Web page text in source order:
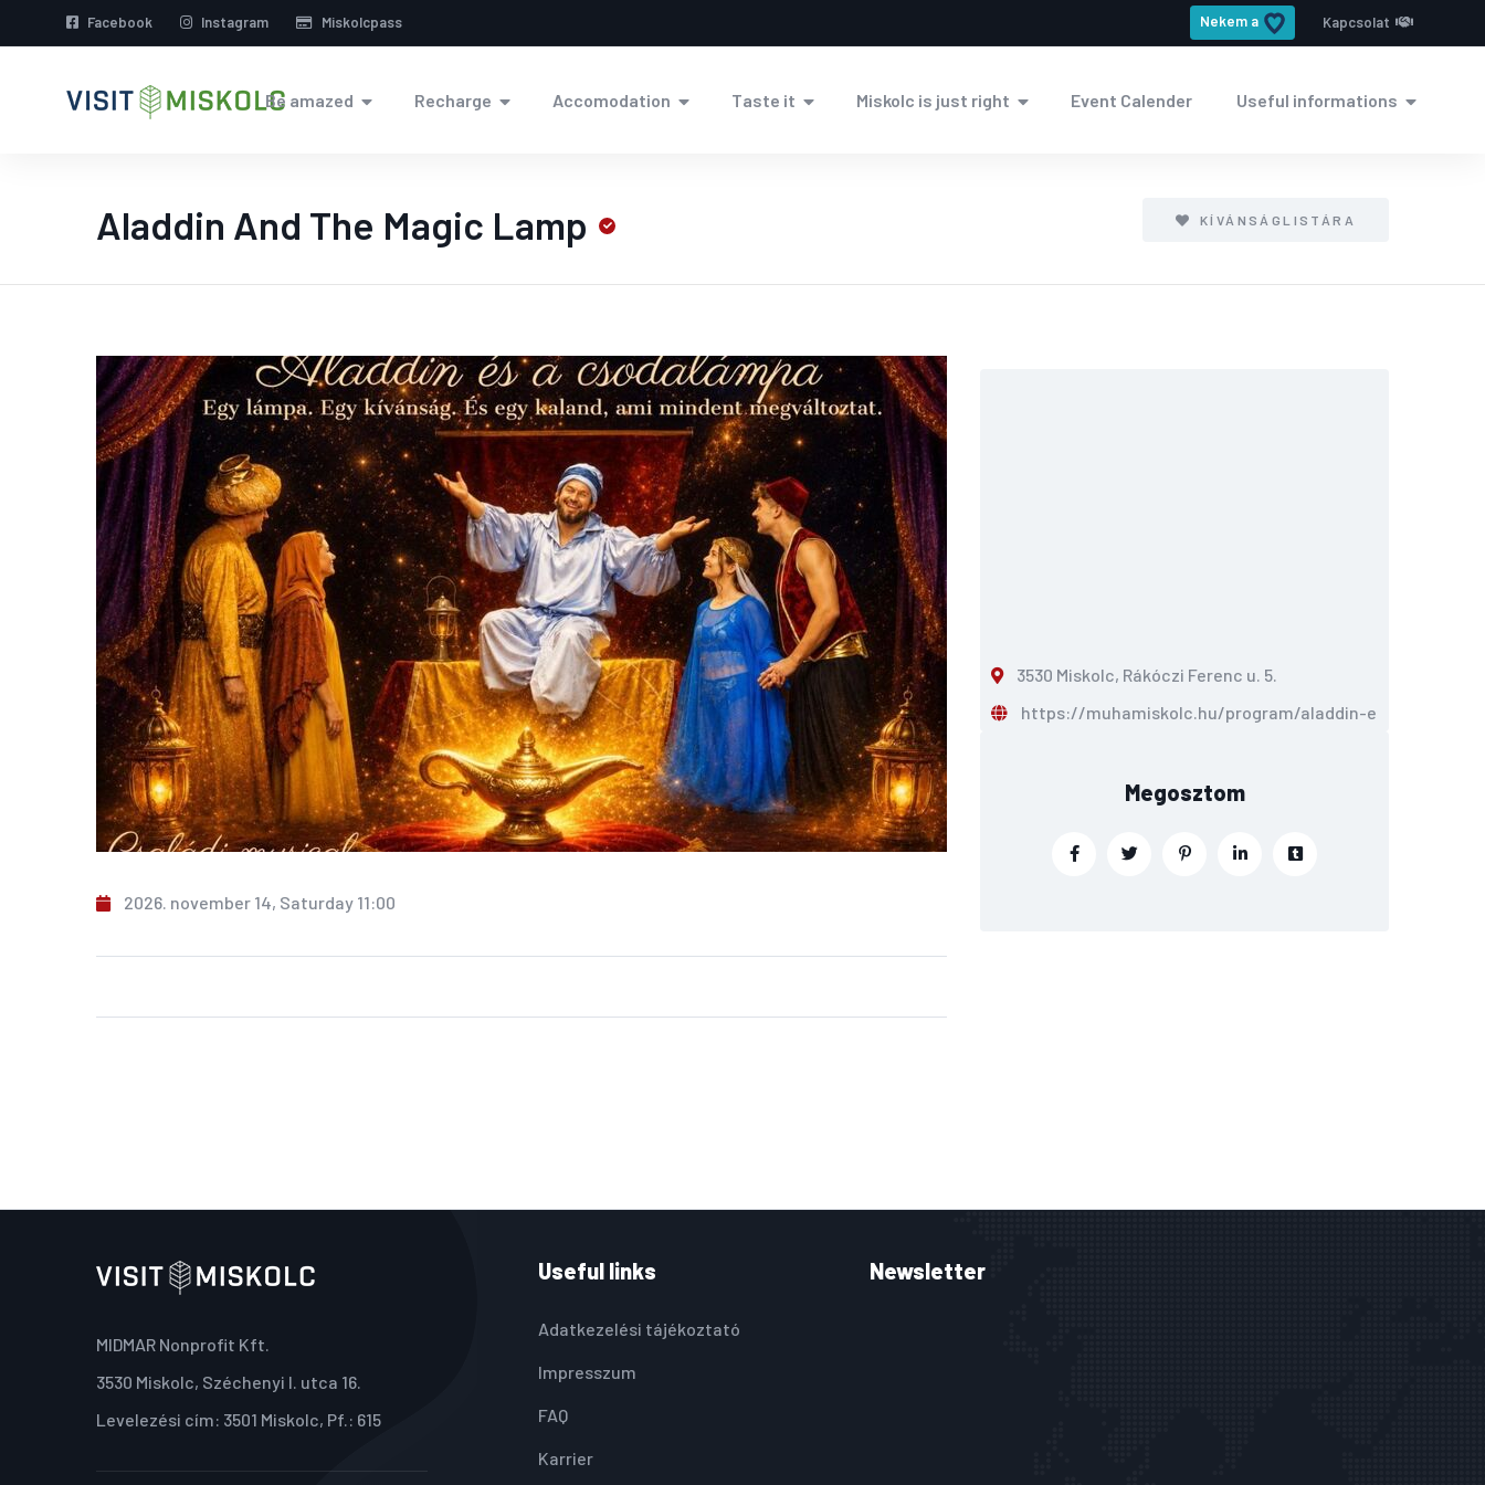
Facebook Instagram Miskolcpass Nekem a Kapcsolat
Be amazed Recharge Accomodation Taste it Miskolc is just right Event Calender Useful informations
Aladdin And The Magic Lamp KÍVÁNSÁGLISTÁRA
2026. november 14, Saturday 11:00
3530 Miskolc, Rákóczi Ferenc u. 5.
https://muhamiskolc.hu/program/aladdin-es-a-
Megosztom
MIDMAR Nonprofit Kft.
3530 Miskolc, Széchenyi I. utca 16.
Levelezési cím: 3501 Miskolc, Pf.: 615
Useful links
Adatkezelési tájékoztató
Impresszum
FAQ
Karrier
Newsletter